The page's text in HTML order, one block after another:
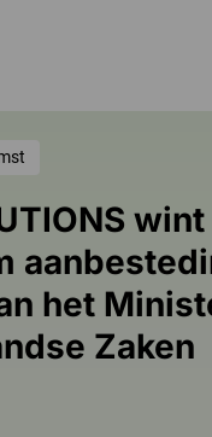
wint
het
Zaken